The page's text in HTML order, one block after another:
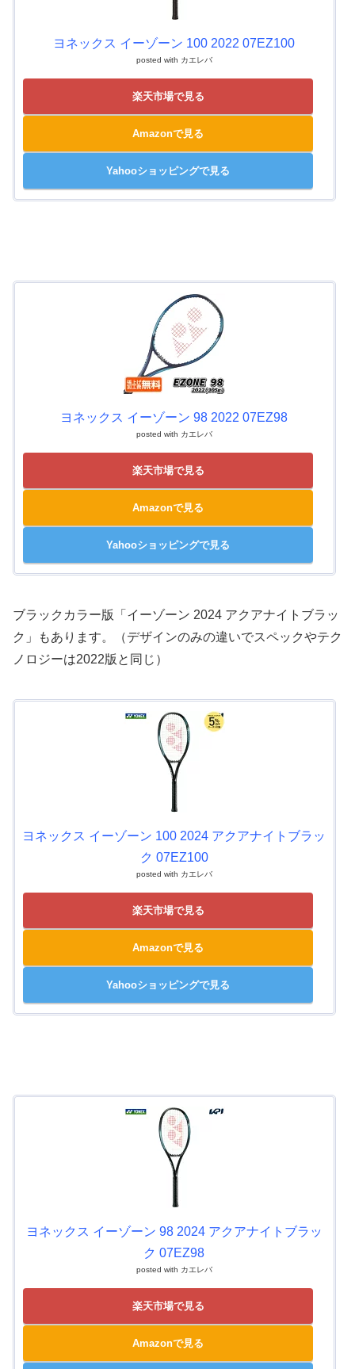
ヨネックス イーゾーン 100 2022 07EZ100
posted with カエレバ
楽天市場で見る
Amazonで見る
Yahooショッピングで見る
ヨネックス イーゾーン 98 2022 07EZ98
posted with カエレバ
楽天市場で見る
Amazonで見る
Yahooショッピングで見る
ブラックカラー版「イーゾーン 2024 アクアナイトブラッ
ク」もあります。（デザインのみの違いでスペックやテク
ノロジーは2022版と同じ）
ヨネックス イーゾーン 100 2024 アクアナイトブラッ
ク 07EZ100
posted with カエレバ
楽天市場で見る
Amazonで見る
Yahooショッピングで見る
ヨネックス イーゾーン 98 2024 アクアナイトブラッ
ク 07EZ98
posted with カエレバ
楽天市場で見る
Amazonで見る